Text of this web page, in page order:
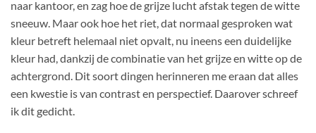
naar kantoor, en zag hoe de grijze lucht afstak tegen de witte
sneeuw. Maar ook hoe het riet, dat normaal gesproken wat
kleur betreft helemaal niet opvalt, nu ineens een duidelijke
kleur had, dankzij de combinatie van het grijze en witte op de
achtergrond. Dit soort dingen herinneren me eraan dat alles
een kwestie is van contrast en perspectief. Daarover schreef
ik dit gedicht.